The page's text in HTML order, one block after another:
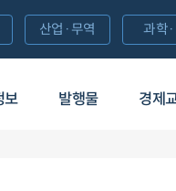
보 발행물 경제
산업·무역 과학